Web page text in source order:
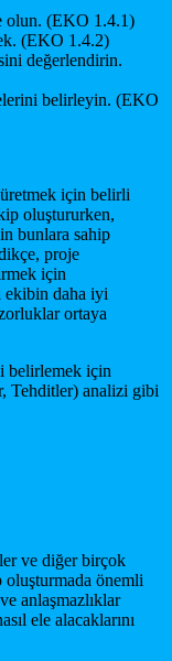
olun. (EKO 1.4.1)
(EKO 1.4.2)
değerlendirin.
belirleyin. (EKO
için belirli
oluştururken,
bunlara sahip
proje
için
ekibin daha iyi
ortaya
belirlemek için
Tehditler) analizi gibi
ve diğer birçok
önemli
anlaşmazlıklar
ele alacaklarını